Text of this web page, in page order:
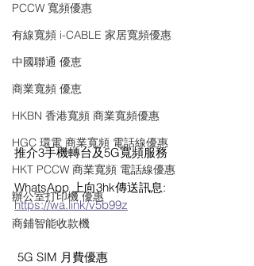
PCCW 寬頻優惠
有線寬頻 i-CABLE 家居寬頻優惠
中國聯通 優恵
商業寬頻 優恵
HKBN 香港寬頻 商業寬頻優惠
HGC 環電 商業寬頻 電話線優惠
HKT PCCW 商業寬頻 電話線優惠
辦公室打印機 優惠
商鋪智能收款機
推介3手機轉台及5G寬頻服務
WhatsApp 上向3hk傳送訊息:
https://wa.link/v5b99z
5G SIM 月費優惠